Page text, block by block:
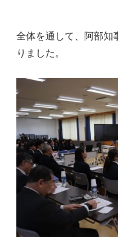
全体を通して、阿部知
りました。